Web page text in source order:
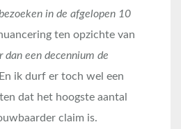
in de afgelopen 10
ten opzichte van
dan een decennium de
ik durf er toch wel een
dat het hoogste aantal
claim is.